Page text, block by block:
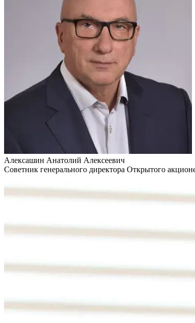
Алексашин Анатолий Алексеевич
Советник генерального директора Открытого